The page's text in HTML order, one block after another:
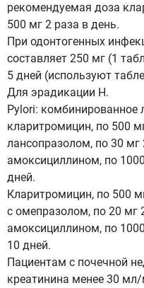
рекомендуемая доза
500 мг 2 раза в день.
При одонтогенных
составляет 250 мг (1
5 дней (используют
Для эрадикации H.
Pylori: комбинированное
кларитромицин, по 500
лансопразолом, по 30 мг
амоксициллином, по
дней.
Кларитромицин, по 500
с омепразолом, по 20 мг
амоксициллином, по
10 дней.
Пациентам с почечной
креатинина менее 30